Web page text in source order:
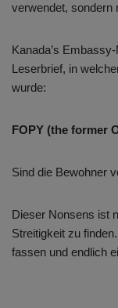
verwendet, sondern
Kanada’s
Leserbrief, in
wurde:
FOPY (the former
Sind die Bewohner
Dieser Nonsens ist
Streitigkeit zu
fassen und endlich